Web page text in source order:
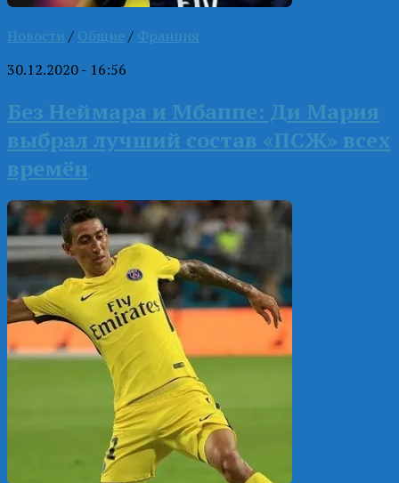
Новости / Общие / Франция
30.12.2020 - 16:56
Без Неймара и Мбаппе: Ди Мария
выбрал лучший состав «ПСЖ» всех
времён